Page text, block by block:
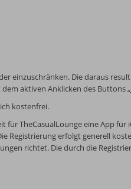
einzuschränken. Die daraus
aktiven Anklicken des Buttons
kostenfrei.
TheCasualLounge eine App
Registrierung erfolgt generell
richtet. Die durch die